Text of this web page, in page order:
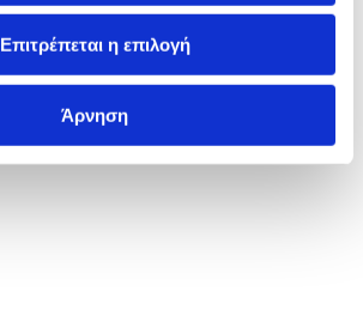
Επιτρέπεται η επιλογή
Άρνηση